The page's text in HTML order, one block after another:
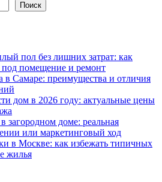
Поиск
пол без лишних затрат: как
под помещение и ремонт
в Самаре: преимущества и отличия
дом в 2026 году: актуальные цены
загородном доме: реальная
или маркетинговый ход
в Москве: как избежать типичных
жилья